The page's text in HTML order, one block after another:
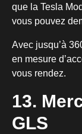
que la Tesla
vous pouvez
Avec jusqu’à
en mesure
vous rendez.
13.
GLS